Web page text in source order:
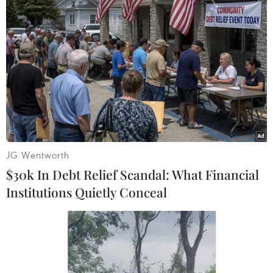
Cơ quan quản lý thực phẩm và dược phẩm Mỹ đã bắt
đầu xem xét dữ liệu để đưa ra quyết định và đang cân
nhắc phê duyệt vaccine của các hãng Pfizer và
Moderna.
JG Wentworth
$30k In Debt Relief Scandal: What Financial
Institutions Quietly Conceal